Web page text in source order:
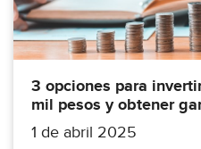
3 opciones para
mil pesos y obtener
1 de abril 2025